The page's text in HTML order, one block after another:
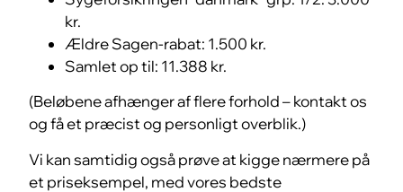
kr.
Ældre Sagen-rabat: 1.500 kr.
Samlet op til: 11.388 kr.
(Beløbene afhænger af flere forhold – kontakt os
og få et præcist og personligt overblik.)
Vi kan samtidig også prøve at kigge nærmere på
et priseksempel, med vores bedste